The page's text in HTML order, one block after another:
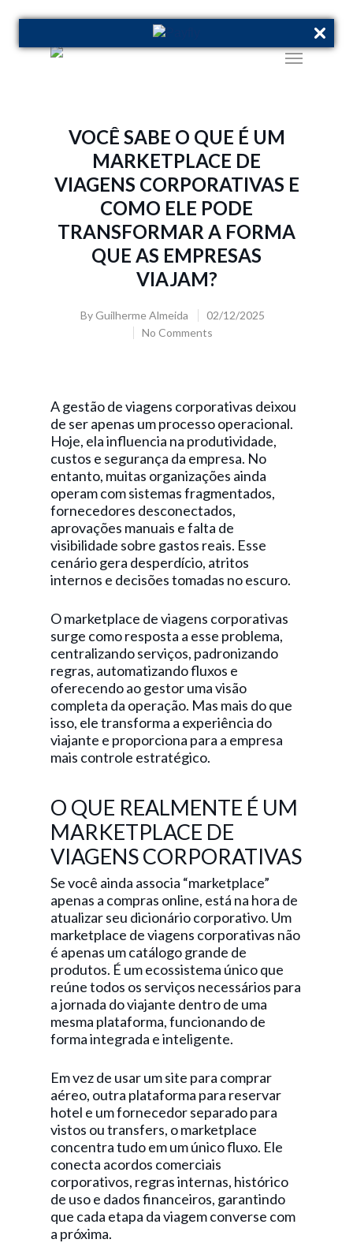
VOCÊ SABE O QUE É UM
MARKETPLACE DE
VIAGENS CORPORATIVAS E
COMO ELE PODE
TRANSFORMAR A FORMA
QUE AS EMPRESAS
VIAJAM?
By Guilherme Almeida
02/12/2025
No Comments
A gestão de viagens corporativas deixou
de ser apenas um processo operacional.
Hoje, ela influencia na produtividade,
custos e segurança da empresa. No
entanto, muitas organizações ainda
operam com sistemas fragmentados,
fornecedores desconectados,
aprovações manuais e falta de
visibilidade sobre gastos reais. Esse
cenário gera desperdício, atritos
internos e decisões tomadas no escuro.
O marketplace de viagens corporativas
surge como resposta a esse problema,
centralizando serviços, padronizando
regras, automatizando fluxos e
oferecendo ao gestor uma visão
completa da operação. Mas mais do que
isso, ele transforma a experiência do
viajante e proporciona para a empresa
mais controle estratégico.
O QUE REALMENTE É UM
MARKETPLACE DE
VIAGENS CORPORATIVAS
Se você ainda associa “marketplace”
apenas a compras online, está na hora de
atualizar seu dicionário corporativo. Um
marketplace de viagens corporativas não
é apenas um catálogo grande de
produtos. É um ecossistema único que
reúne todos os serviços necessários para
a jornada do viajante dentro de uma
mesma plataforma, funcionando de
forma integrada e inteligente.
Em vez de usar um site para comprar
aéreo, outra plataforma para reservar
hotel e um fornecedor separado para
vistos ou transfers, o marketplace
concentra tudo em um único fluxo. Ele
conecta acordos comerciais
corporativos, regras internas, histórico
de uso e dados financeiros, garantindo
que cada etapa da viagem converse com
a próxima.